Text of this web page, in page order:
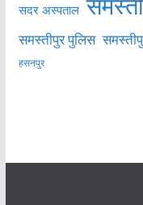
सदर अस्पताल
समस्तीपुर पुलिस
हसनपुर